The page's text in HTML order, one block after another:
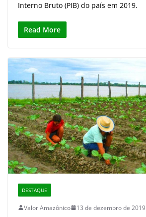
Interno Bruto (PIB) do país em 2019.
Read More
DESTAQUE
Valor Amazônico 13 de dezembro de 2019